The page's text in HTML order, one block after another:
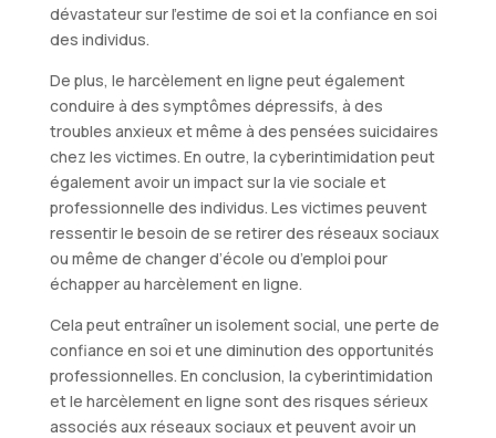
dévastateur sur l’estime de soi et la confiance en soi
des individus.
De plus, le harcèlement en ligne peut également
conduire à des symptômes dépressifs, à des
troubles anxieux et même à des pensées suicidaires
chez les victimes. En outre, la cyberintimidation peut
également avoir un impact sur la vie sociale et
professionnelle des individus. Les victimes peuvent
ressentir le besoin de se retirer des réseaux sociaux
ou même de changer d’école ou d’emploi pour
échapper au harcèlement en ligne.
Cela peut entraîner un isolement social, une perte de
confiance en soi et une diminution des opportunités
professionnelles. En conclusion, la cyberintimidation
et le harcèlement en ligne sont des risques sérieux
associés aux réseaux sociaux et peuvent avoir un